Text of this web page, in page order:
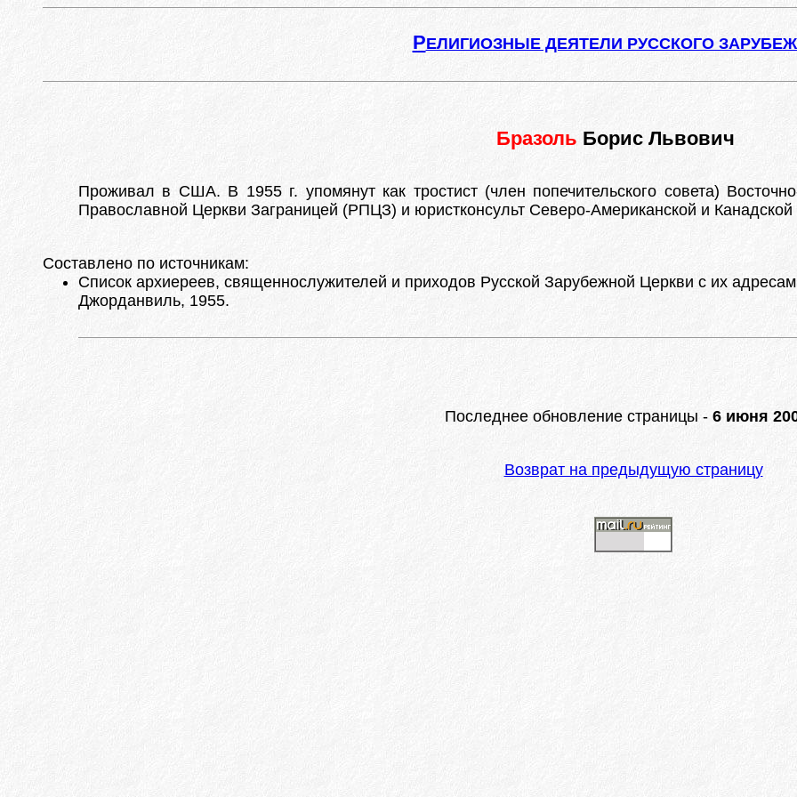
РЕЛИГИОЗНЫЕ ДЕЯТЕЛИ РУССКОГО
Бразоль Борис Львович
Проживал в США. В 1955 г. упомянут как тростист (член попечительского совета)
Православной Церкви Заграницей (РПЦЗ) и юристконсульт Северо-Американской и
Составлено по источникам:
Список архиереев, священнослужителей и приходов Русской Зарубежной Церкви с их
Джорданвиль, 1955.
Последнее обновление страницы - 6 июня
Возврат на предыдущую страницу